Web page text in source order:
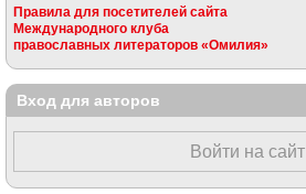
Правила для посетителей сайта
Международного клуба
православных литераторов «Омилия»
Вход для авторов
Войти на сайт